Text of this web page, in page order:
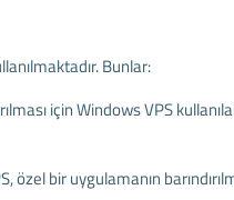
Bunlar:
için Windows VPS
özel bir uygulamanın